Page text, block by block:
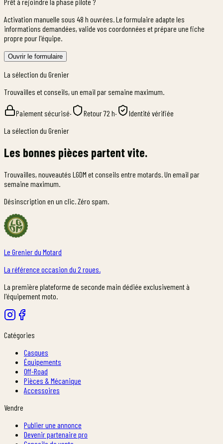
Activation manuelle sous 48 h ouvrées. Le formulaire adapte les
informations demandées, valide vos coordonnées et prépare une fiche
propre pour l'équipe.
Ouvrir le formulaire
La sélection du Grenier
Trouvailles et conseils, un email par semaine maximum.
Paiement sécurisé· Retour 72 h·
Identité vérifiée
La sélection du Grenier
Les bonnes pièces partent vite.
Trouvailles, nouveautés LGDM et conseils entre motards. Un email par
semaine maximum.
Désinscription en un clic. Zéro spam.
Le Grenier du Motard
La référence occasion du 2 roues.
La première plateforme de seconde main dédiée exclusivement à
l'équipement moto.
Catégories
Casques
Équipements
Off-Road
Pièces & Mécanique
Accessoires
Vendre
Publier une annonce
Devenir partenaire pro